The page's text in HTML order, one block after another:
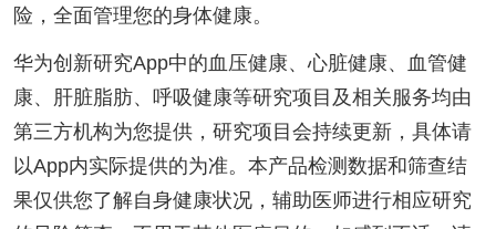
险，全面管理您的身体健康。
华为创新研究App中的血压健康、心脏健康、血管健
康、肝脏脂肪、呼吸健康等研究项目及相关服务均由
第三方机构为您提供，研究项目会持续更新，具体请
以App内实际提供的为准。本产品检测数据和筛查结
果仅供您了解自身健康状况，辅助医师进行相应研究